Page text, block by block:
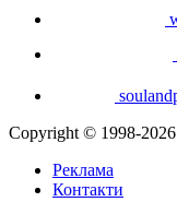
Copyright © 1998-
Реклама
Контакти